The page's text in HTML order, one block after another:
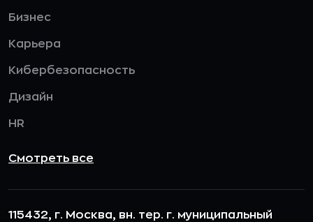
Бизнес
Карьера
Кибербезопасность
Дизайн
HR
Смотреть все
115432, г. Москва, вн. тер. г. муниципальный